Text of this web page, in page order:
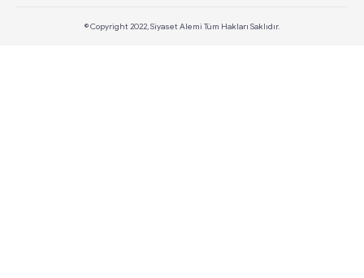
© Copyright 2022, Siyaset Alemi Tüm Hakları Saklıdır.